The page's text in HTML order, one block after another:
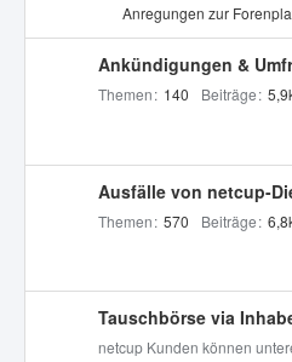
t
e
r
r
e
n
Anregungen zur
Ankündigungen &
Themen 140 Beiträge
Ausfälle von netcup-
Themen 570 Beiträge
Tauschbörse via
netcup Kunden können